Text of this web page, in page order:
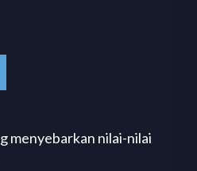
menyebarkan nilai-nilai